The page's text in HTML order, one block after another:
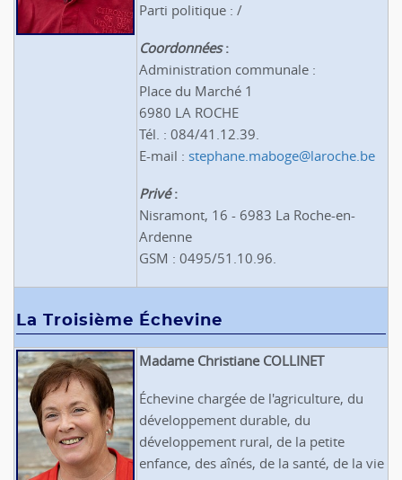
Parti politique : /
Coordonnées:
Administration communale :
Place du Marché 1
6980 LA ROCHE
Tél. : 084/41.12.39.
E-mail : stephane.maboge@laroche.be
Privé:
Nisramont, 16 - 6983 La Roche-en-
Ardenne
GSM : 0495/51.10.96.
La Troisième Échevine
Madame Christiane COLLINET
Échevine chargée de l'agriculture, du
développement durable, du
développement rural, de la petite
enfance, des aînés, de la santé, de la vie